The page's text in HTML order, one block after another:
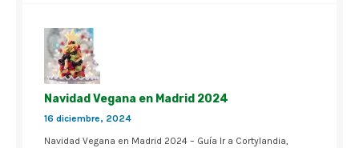
Navidad Vegana en Madrid 2024
16 diciembre, 2024
Navidad Vegana en Madrid 2024 – Guía Ir a Cortylandia,